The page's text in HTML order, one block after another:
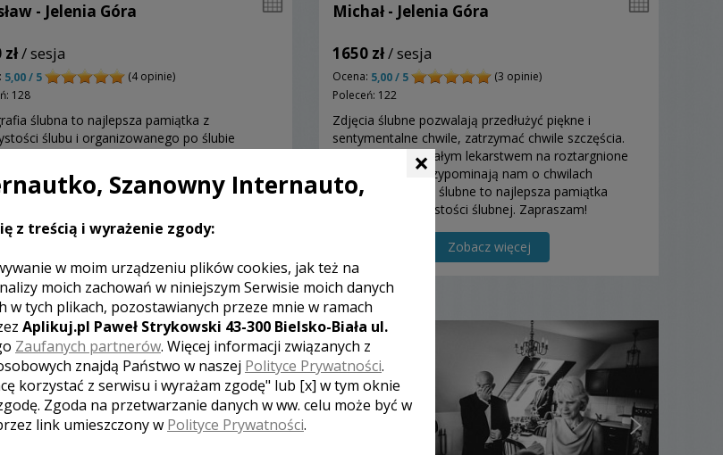
- Jelenia Góra
/ sesja
5,00 / 5
(4 opinie)
128
ślubna to najlepsza pamiątka z
ślubu i organizowanego po ślubie
Zaufało nam kilkaset par młodych.
do nas i Was.
Michał - Jelenia Góra
1650 zł/ sesja
Ocena: 5,00 / 5
(3 opinie)
Poleceń: 122
Zdjęcia ślubne pozwalają przedłużyć piękne i
sentymentalne chwile, zatrzymać chwile szczęścia.
Mogą być wspaniałym lekarstwem na roztargnione
serce i zawsze przypominają nam o chwilach
szczęścia. Zdjęcia ślubne to najlepsza pamiątka
rodzinna z uroczystości ślubnej. Zapraszam!
Zobacz więcej
×
Szanowny Internauto,
z treścią i wyrażenie zgody:
w moim urządzeniu plików cookies, jak też na
moich zachowań w niniejszym Serwisie moich danych
w tych plikach, pozostawianych przeze mnie w ramach
Aplikuj.pl Paweł Strykowski 43-300 Bielsko-Biała ul.
Zaufanych partnerów. Więcej informacji związanych z
znajdą Państwo w naszej Polityce Prywatności.
korzystać z serwisu i wyrażam zgodę" lub [x] w tym oknie
Zgoda na przetwarzanie danych w ww. celu może być w
link umieszczony w Polityce Prywatności.